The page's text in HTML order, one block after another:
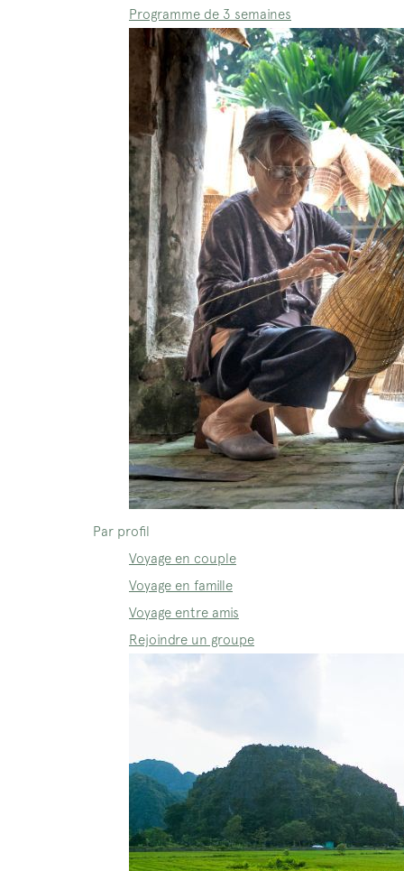
Programme de 3 semaines
Par profil
Voyage en couple
Voyage en famille
Voyage entre amis
Rejoindre un groupe